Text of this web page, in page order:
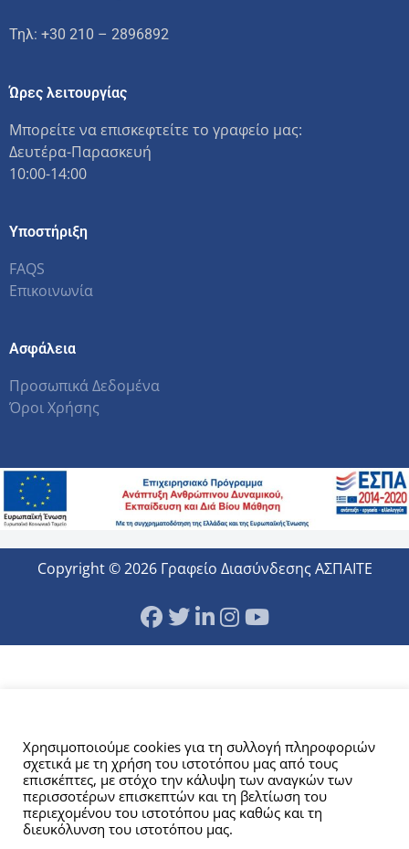
Τηλ: +30 210 – 2896892
Ώρες λειτουργίας
Μπορείτε να επισκεφτείτε το γραφείο μας:
Δευτέρα-Παρασκευή
10:00-14:00
Υποστήριξη
FAQS
Επικοινωνία
Ασφάλεια
Προσωπικά Δεδομένα
Όροι Χρήσης
Copyright © 2026 Γραφείο Διασύνδεσης ΑΣΠΑΙΤΕ
Χρησιμοποιούμε cookies για τη συλλογή πληροφοριών
σχετικά με τη χρήση του ιστοτόπου μας από τους
επισκέπτες, με στόχο την κάλυψη των αναγκών των
περισσοτέρων επισκεπτών και τη βελτίωση του
περιεχομένου του ιστοτόπου μας καθώς και τη
διευκόλυνση του ιστοτόπου μας.